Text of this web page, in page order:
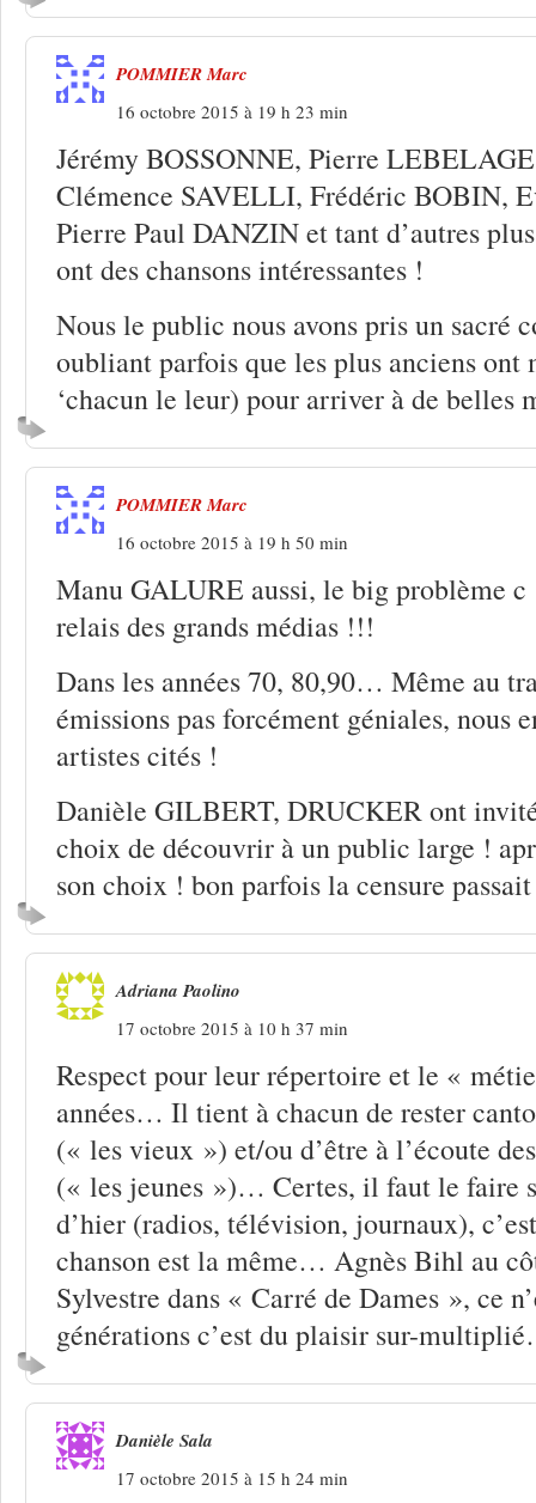
POMMIER Marc
16 octobre 2015 à 19 h 23 min
Jérémy BOSSONNE, Pierre
Clémence SAVELLI, Frédéric BOBIN,
Pierre Paul DANZIN et tant d’autres
ont des chansons intéressantes !
Nous le public nous avons pris un sacré
oubliant parfois que les plus anciens ont
‘chacun le leur) pour arriver à de belles
POMMIER Marc
16 octobre 2015 à 19 h 50 min
Manu GALURE aussi, le big problème c
relais des grands médias !!!
Dans les années 70, 80,90… Même au
émissions pas forcément géniales, nous
artistes cités !
Danièle GILBERT, DRUCKER ont
choix de découvrir à un public large !
son choix ! bon parfois la censure
Adriana Paolino
17 octobre 2015 à 10 h 37 min
Respect pour leur répertoire et le «
années… Il tient à chacun de rester
(« les vieux ») et/ou d’être à l’écoute
(« les jeunes »)… Certes, il faut le faire
d’hier (radios, télévision, journaux),
chanson est la même… Agnès Bihl au
Sylvestre dans « Carré de Dames », ce
générations c’est du plaisir sur-
Danièle Sala
17 octobre 2015 à 15 h 24 min